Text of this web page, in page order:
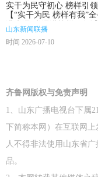
实干为民守初心 榜样引
【“实干为民 榜样有我”
讲党课·党课讲榜样”活动】
山东新闻联播
时间 2026-07-10
齐鲁网版权与免责声明
1、山东广播电视台下属
下简称本网）在互联网
人不得非法使用山东省
品。